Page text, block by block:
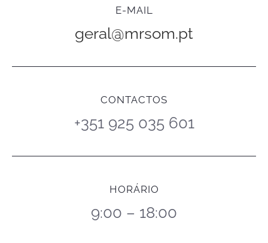
E-MAIL
geral@mrsom.pt
CONTACTOS
+351 925 035 601
HORÁRIO
9:00 – 18:00